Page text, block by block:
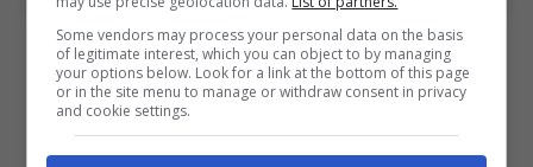
Classe 2003, il centrale è stato uno dei
migliori nel suo ruolo durante la scorsa
stagione con il Verona che ha monetizzato
grazie alla sua partenza destinazione Premier
Some vendors may process your personal data on the basis
of legitimate interest, which you can object to by managing
your options below. Look for a link at the bottom of this page
or in the site menu to manage or withdraw consent in privacy
and cookie settings.